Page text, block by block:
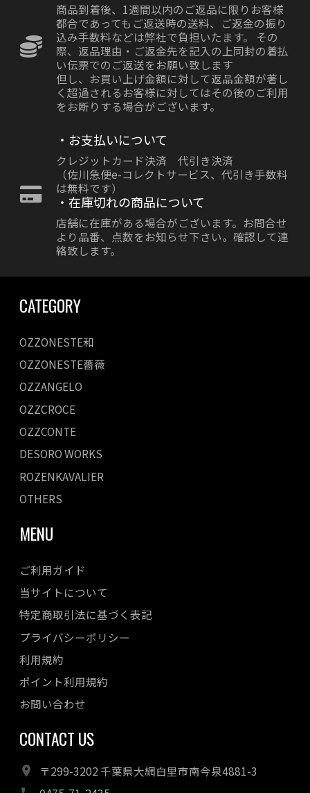
商品到着後、1週間以内のご返品に限りお客様
都合であってもご返送時の送料、ご返金の振り
込み手数料などは弊社で負担いたます。 その
際、返品理由・ご返金先を記入の上同封の着払
い伝票でのご返送をお願い致します
但し、お買い上げ金額に対して返品金額が著し
く超過されるお客様に対してはその後のご利用
をお断りする場合がございます。
・お支払いについて
クレジットカード決済 代引き決済
（佐川急便e-コレクトサービス、代引き手数料
は無料です）
・在庫切れの商品について
店舗に在庫がある場合がございます。お問合せ
より品番、点数をお知らせ下さい。確認して連
絡致します。
CATEGORY
OZZONESTE和
OZZONESTE薔薇
OZZANGELO
OZZCROCE
OZZCONTE
DESORO WORKS
ROZENKAVALIER
OTHERS
MENU
ご利用ガイド
当サイトについて
特定商取引法に基づく表記
プライバシーポリシー
利用規約
ポイント利用規約
お問い合わせ
CONTACT US
〒299-3202 千葉県大網白里市南今泉4881-3